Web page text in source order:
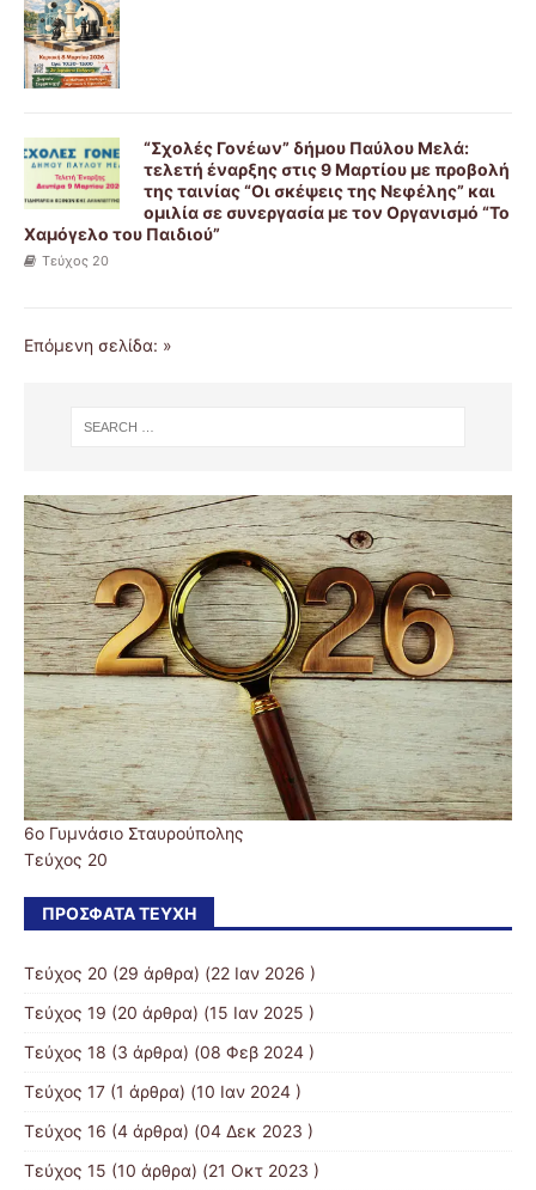
“Σχολές Γονέων” δήμου Παύλου Μελά:
τελετή έναρξης στις 9 Μαρτίου με προβολή
της ταινίας “Οι σκέψεις της Νεφέλης” και
ομιλία σε συνεργασία με τον Οργανισμό “Το
Χαμόγελο του Παιδιού”
Τεύχος 20
Επόμενη σελίδα: »
6ο Γυμνάσιο Σταυρούπολης
Τεύχος 20
ΠΡΌΣΦΑΤΑ ΤΕΎΧΗ
Τεύχος 20 (29 άρθρα) (22 Ιαν 2026 )
Τεύχος 19 (20 άρθρα) (15 Ιαν 2025 )
Τεύχος 18 (3 άρθρα) (08 Φεβ 2024 )
Τεύχος 17 (1 άρθρα) (10 Ιαν 2024 )
Τεύχος 16 (4 άρθρα) (04 Δεκ 2023 )
Τεύχος 15 (10 άρθρα) (21 Οκτ 2023 )